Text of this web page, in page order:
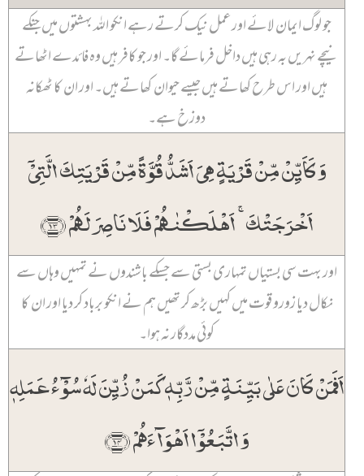
جو لوگ ایمان لائے اور عمل نیک کرتے رہے انکو اللہ بہشتوں میں جنکے
نیچے نہریں بہ رہی ہیں داخل فرمائے گا۔ اور جو کافر ہیں وہ فائدے اٹھاتے
ہیں اور اس طرح کھاتے ہیں جیسے حیوان کھاتے ہیں۔ اور ان کا ٹھکانہ
دوزخ ہے۔
وَ کَاَیِّنۡ مِّنۡ قَرۡیَۃٍ ہِیَ اَشَدُّ قُوَّۃً مِّنۡ قَرۡیَتِکَ الَّتِیۡۤ
اَخۡرَجَتۡکَ ۚ اَہۡلَکۡنٰہُمۡ فَلَا نَاصِرَ لَہُمۡ ﴿۱۳﴾
اور بہت سی بستیاں تمہاری بستی سے جسکے باشندوں نے تمہیں وہاں سے
نکال دیا زورو قوت میں کہیں بڑھ کر تھیں ہم نے انکو برباد کر دیا اور ان کا
کوئی مددگار نہ ہوا۔
اَفَمَنۡ کَانَ عَلٰی بَیِّنَۃٍ مِّنۡ رَّبِّہٖ کَمَنۡ زُیِّنَ لَہٗ سُوۡٓءُ عَمَلِہٖ
وَ اتَّبَعُوۡۤا اَہۡوَآءَہُمۡ ﴿۱۴﴾